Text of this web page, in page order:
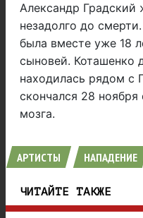
Александр
незадолго до
была вместе уже 18
сыновей. Коташенко
находилась рядом с
скончался 28 ноября
мозга.
АРТИСТЫ НАПАДЕНИЕ
ЧИТАЙТЕ ТАКЖЕ